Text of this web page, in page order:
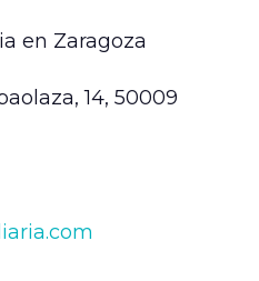
en Zaragoza
14, 50009